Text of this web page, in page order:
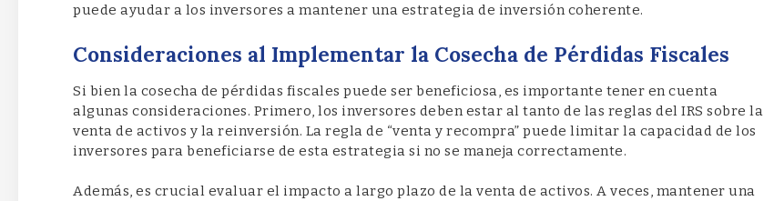
puede ayudar a los inversores a mantener una estrategia de inversión coherente.
Consideraciones al Implementar la Cosecha de Pérdidas Fiscales
Si bien la cosecha de pérdidas fiscales puede ser beneficiosa, es importante tener en cuenta
algunas consideraciones. Primero, los inversores deben estar al tanto de las reglas del IRS sobre la
venta de activos y la reinversión. La regla de “venta y recompra” puede limitar la capacidad de los
inversores para beneficiarse de esta estrategia si no se maneja correctamente.
Además, es crucial evaluar el impacto a largo plazo de la venta de activos. A veces, mantener una